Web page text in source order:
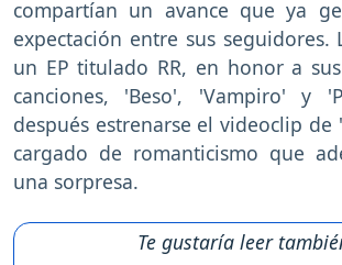
compartían un avance que ya
expectación entre sus seguidores.
un EP titulado RR, en honor a
canciones, 'Beso', 'Vampiro' y
después estrenarse el videoclip de
cargado de romanticismo que
una sorpresa.
Te gustaría leer